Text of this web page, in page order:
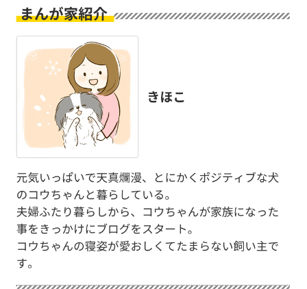
アプリをダウンロードする